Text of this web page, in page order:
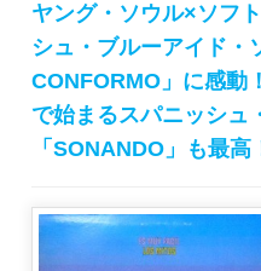
ヤング・ソウル×ソフ
シュ・ブルーアイド・
CONFORMO」に感動
で始まるスパニッシュ
「SONANDO」も最高